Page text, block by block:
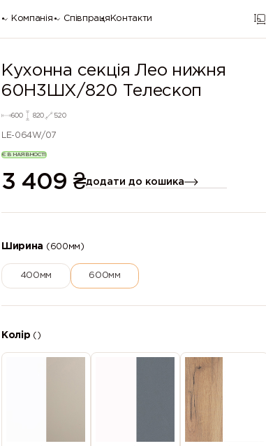
Компанія Співпраця Контакти
Кухонна секція Лео нижня
60Н3ШХ/820 Телескоп
600 820 520
LE-064W/07
Є В НАЯВНОСТІ
3 409 ₴додати до кошика
Ширина (600мм)
400мм 600мм
Колір ()